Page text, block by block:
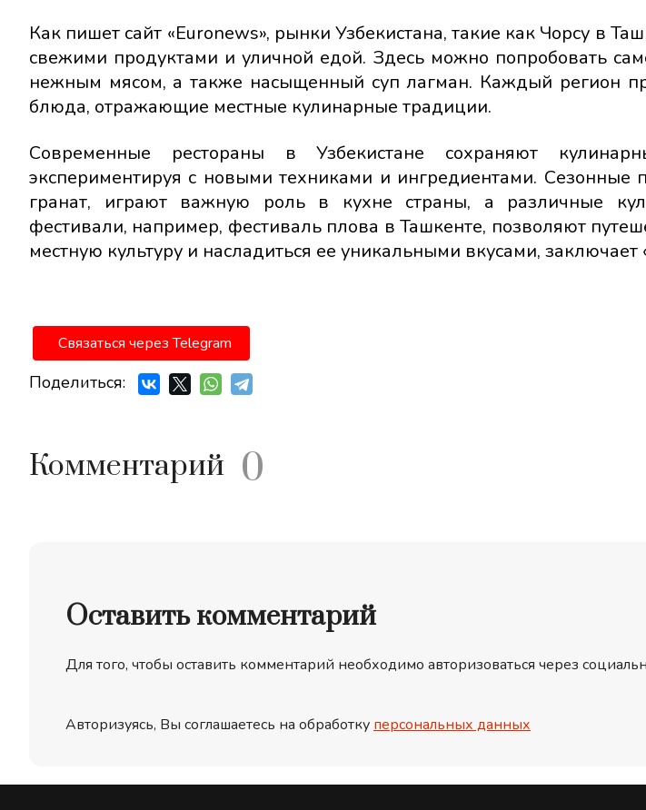
Как пишет сайт «Euronews», рынки Узбекистана, такие как Чорсу в
свежими продуктами и уличной едой. Здесь можно попробовать
нежным мясом, а также насыщенный суп лагман. Каждый регион
блюда, отражающие местные кулинарные традиции.
Современные рестораны в Узбекистане сохраняют
экспериментируя с новыми техниками и ингредиентами. Сезонные
гранат, играют важную роль в кухне страны, а различные
фестивали, например, фестиваль плова в Ташкенте, позволяют
местную культуру и насладиться ее уникальными вкусами, заключает
Связаться через Telegram
Поделиться:
Комментарий 0
Оставить комментарий
Для того, чтобы оставить комментарий необходимо авторизоваться через
Авторизуясь, Вы соглашаетесь на обработку персональных данных